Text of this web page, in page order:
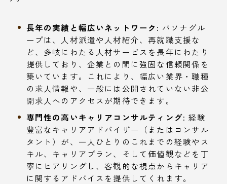
長年の実績と幅広いネットワーク: パソナグル
ープは、人材派遣や人材紹介、再就職支援な
ど、多岐にわたる人材サービスを長年にわたり
提供しており、企業との間に強固な信頼関係を
築いています。これにより、幅広い業界・職種
の求人情報や、一般には公開されていない非公
開求人へのアクセスが期待できます。
専門性の高いキャリアコンサルティング: 経験
豊富なキャリアアドバイザー（またはコンサル
タント）が、一人ひとりのこれまでの経験やス
キル、キャリアプラン、そして価値観などを丁
寧にヒアリングし、客観的な視点からキャリア
に関するアドバイスを提供してくれます。